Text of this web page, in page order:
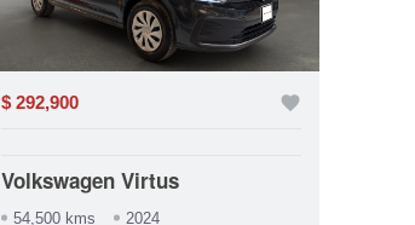
$ 292,900 favorite
Volkswagen Virtus
54,500 kms 2024